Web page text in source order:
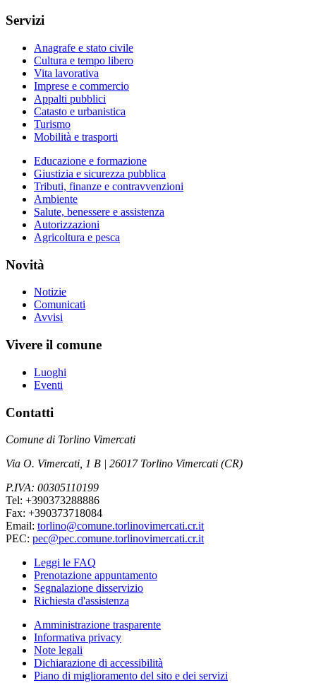
Servizi
Anagrafe e stato civile
Cultura e tempo libero
Vita lavorativa
Imprese e commercio
Appalti pubblici
Catasto e urbanistica
Turismo
Mobilità e trasporti
Educazione e formazione
Giustizia e sicurezza pubblica
Tributi, finanze e contravvenzioni
Ambiente
Salute, benessere e assistenza
Autorizzazioni
Agricoltura e pesca
Novità
Notizie
Comunicati
Avvisi
Vivere il comune
Luoghi
Eventi
Contatti
Comune di Torlino Vimercati
Via O. Vimercati, 1 B | 26017 Torlino Vimercati (CR)
P.IVA: 00305110199
Tel: +390373288886
Fax: +390373718084
Email: torlino@comune.torlinovimercati.cr.it
PEC: pec@pec.comune.torlinovimercati.cr.it
Leggi le FAQ
Prenotazione appuntamento
Segnalazione disservizio
Richiesta d'assistenza
Amministrazione trasparente
Informativa privacy
Note legali
Dichiarazione di accessibilità
Piano di miglioramento del sito e dei servizi